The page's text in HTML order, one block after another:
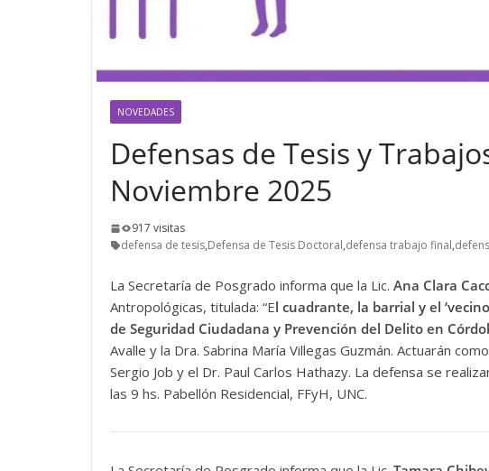
NOVEDADES
Defensas de Tesis y
Noviembre 2025
917 visitas
defensa de tesis,Defensa de Tesis Doctoral,defensa trabajo final,
La Secretaría de Posgrado informa que la Lic. Ana Clara
Antropológicas, titulada: “El cuadrante, la barrial y el
de Seguridad Ciudadana y Prevención del Delito en
Avalle y la Dra. Sabrina María Villegas Guzmán. Actuarán
Sergio Job y el Dr. Paul Carlos Hathazy. La defensa se
las 9 hs. Pabellón Residencial, FFyH, UNC.